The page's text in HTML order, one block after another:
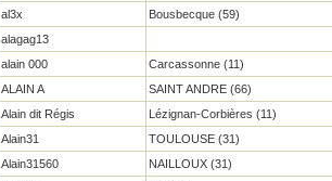
al3x
Bousbecque (59)
alagag13
alain 000
Carcassonne (11)
ALAIN A
SAINT ANDRE (66)
Alain dit Régis
Lézignan-Corbières (11)
Alain31
TOULOUSE (31)
Alain31560
NAILLOUX (31)